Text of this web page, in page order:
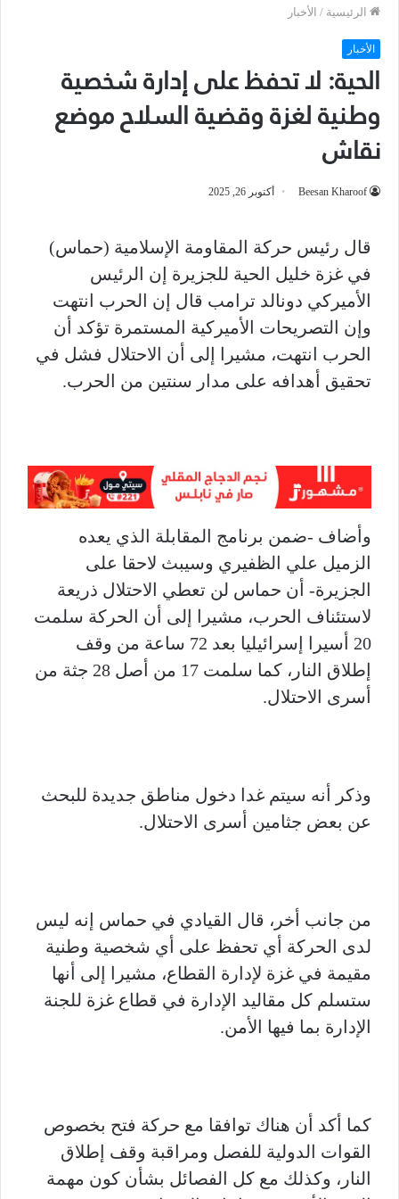
الرئيسية / الأخبار
الأخبار
الحية: لا تحفظ على إدارة شخصية
وطنية لغزة وقضية السلاح موضع
نقاش
Beesan Kharoof أكتوبر 26, 2025
قال رئيس حركة المقاومة الإسلامية (حماس)
في غزة خليل الحية للجزيرة إن الرئيس
الأميركي دونالد ترامب قال إن الحرب انتهت
وإن التصريحات الأميركية المستمرة تؤكد أن
الحرب انتهت، مشيرا إلى أن الاحتلال فشل في
تحقيق أهدافه على مدار سنتين من الحرب.
وأضاف -ضمن برنامج المقابلة الذي يعده
الزميل علي الظفيري وسيبث لاحقا على
الجزيرة- أن حماس لن تعطي الاحتلال ذريعة
لاستئناف الحرب، مشيرا إلى أن الحركة سلمت
20 أسيرا إسرائيليا بعد 72 ساعة من وقف
إطلاق النار، كما سلمت 17 من أصل 28 جثة من
أسرى الاحتلال.
وذكر أنه سيتم غدا دخول مناطق جديدة للبحث
عن بعض جثامين أسرى الاحتلال.
من جانب أخر، قال القيادي في حماس إنه ليس
لدى الحركة أي تحفظ على أي شخصية وطنية
مقيمة في غزة لإدارة القطاع، مشيرا إلى أنها
ستسلم كل مقاليد الإدارة في قطاع غزة للجنة
الإدارة بما فيها الأمن.
كما أكد أن هناك توافقا مع حركة فتح بخصوص
القوات الدولية للفصل ومراقبة وقف إطلاق
النار، وكذلك مع كل الفصائل بشأن كون مهمة